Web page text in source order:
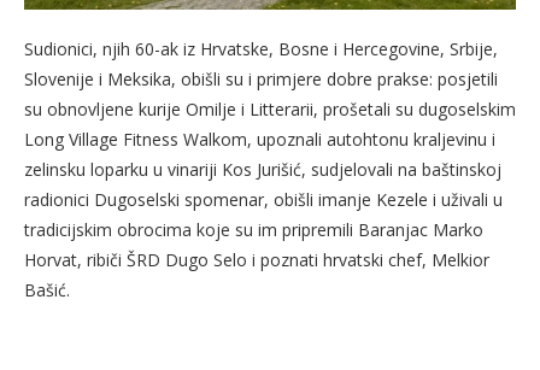
Sudionici, njih 60-ak iz Hrvatske, Bosne i Hercegovine, Srbije,
Slovenije i Meksika, obišli su i primjere dobre prakse: posjetili
su obnovljene kurije Omilje i Litterarii, prošetali su dugoselskim
Long Village Fitness Walkom, upoznali autohtonu kraljevinu i
zelinsku loparku u vinariji Kos Jurišić, sudjelovali na baštinskoj
radionici Dugoselski spomenar, obišli imanje Kezele i uživali u
tradicijskim obrocima koje su im pripremili Baranjac Marko
Horvat, ribiči ŠRD Dugo Selo i poznati hrvatski chef, Melkior
Bašić.